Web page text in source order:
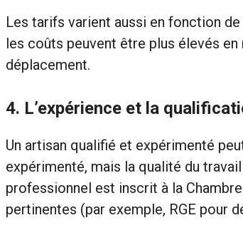
Les tarifs varient aussi en fonction
les coûts peuvent être plus élevés
déplacement.
4. L’expérience et la
Un artisan qualifié et expérimenté
expérimenté, mais la qualité du
professionnel est inscrit à la
pertinentes (par exemple, RGE pour